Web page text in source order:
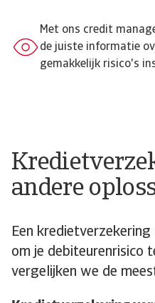
Met ons credit
de juiste informatie
gemakkelijk risico's
andere
Een
om je debiteurenrisico
vergelijken we de